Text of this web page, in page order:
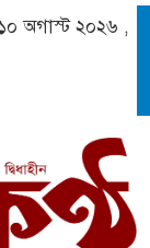
অগাস্ট ২০২৬ ,